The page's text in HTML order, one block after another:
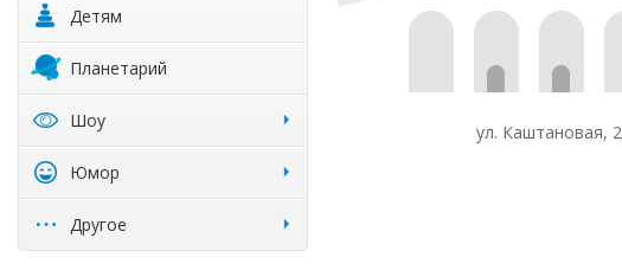
Детям
Планетарий
Шоу
Юмор
Другое
ул. Каштановая,